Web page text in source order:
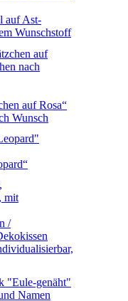
auf Ast-
Wunschstoff
auf Rosa“
Wunsch
/